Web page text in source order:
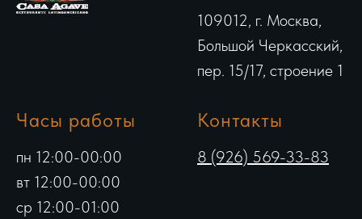
109012, г. Москва,
Большой Черкасский,
пер. 15/17, строение 1
Часы работы
пн 12:00-00:00
вт 12:00-00:00
ср 12:00-01:00
Контакты
8 (926) 569-33-83